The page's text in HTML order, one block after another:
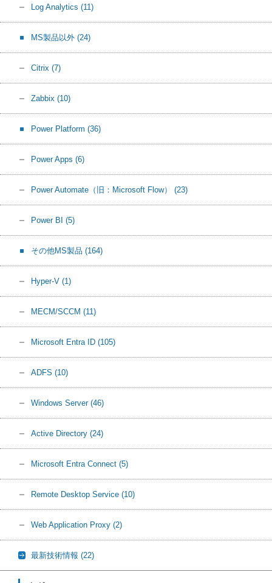
Log Analytics (11)
MS製品以外 (24)
Citrix (7)
Zabbix (10)
Power Platform (36)
Power Apps (6)
Power Automate（旧：Microsoft Flow） (23)
Power BI (5)
その他MS製品 (164)
Hyper-V (1)
MECM/SCCM (11)
Microsoft Entra ID (105)
ADFS (10)
Windows Server (46)
Active Directory (24)
Microsoft Entra Connect (5)
Remote Desktop Service (10)
Web Application Proxy (2)
最新技術情報 (22)